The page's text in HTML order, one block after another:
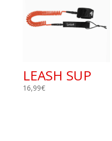
LEASH SUP
16,99€